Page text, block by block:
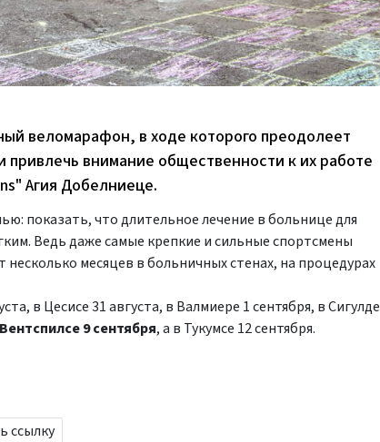
веломарафон, в ходе которого преодолеет
внимание общественности к их работе
Агия Добелниеце.
показать, что длительное лечение в больнице для
Ведь даже самые крепкие и сильные спортсмены
месяцев в больничных стенах, на процедурах
в Цесисе 31 августа, в Валмиере 1 сентября, в Сигулде
9 сентября, а в Тукумсе 12 сентября.
ссылку